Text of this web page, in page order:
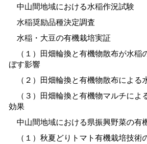
中山間地域における水稲作況試験
水稲奨励品種決定調査
水稲・大豆の有機栽培実証
（１）田畑輪換と有機物散布が水稲
ぼす影響
（２）田畑輪換と有機物散布による
（３）田畑輪換と有機物マルチによ
効果
中山間地域における県振興野菜の有
（１）秋夏どりトマト有機栽培技術